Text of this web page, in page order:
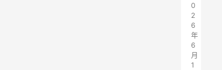
0
2
6
年
6
月
1